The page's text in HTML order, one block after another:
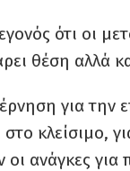
ότι οι
θέση αλλά
για την
κλείσιμο,
ανάγκες